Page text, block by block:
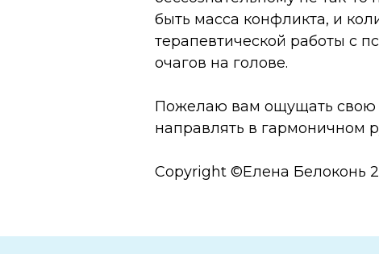
быть масса конфликта, и
терапевтической работы с
очагов на голове.
Пожелаю вам ощущать свою
направлять в гармоничном
Copyright ©Елена Белоконь